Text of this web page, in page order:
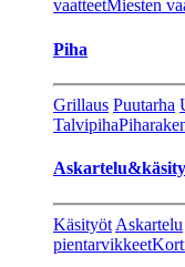
vaatteetMiesten
Piha
Grillaus Puutarha
Talvipiha
Käsityöt Askartelu
pientarvikkeet